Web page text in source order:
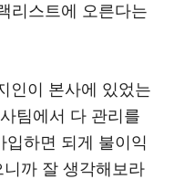
리스트에 오른다는
인이 본사에 있었는
팀에서 다 관리를
입하면 되게 불이익
까 잘 생각해보라